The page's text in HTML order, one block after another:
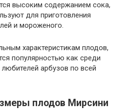
высоким содержанием сока,
для приготовления
и мороженого.
характеристикам плодов,
популярностью как среди
арбузов по всей
плодов Мирсини